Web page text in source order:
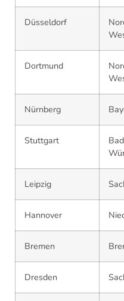
Düsseldorf
Dortmund
Nürnberg
Stuttgart
Leipzig
Hannover
Bremen
Dresden